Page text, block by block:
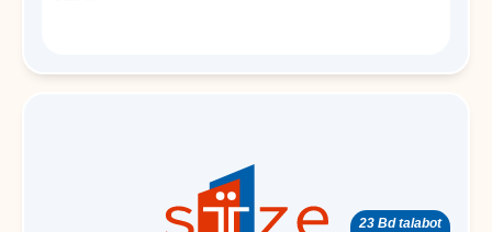
23 Bd talabot